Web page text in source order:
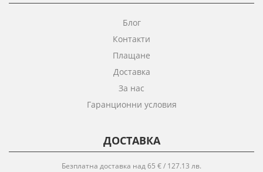
Блог
Контакти
Плащане
Доставка
За нас
Гаранционни условия
ДОСТАВКА
Безплатна доставка над 65 € / 127.13 лв.